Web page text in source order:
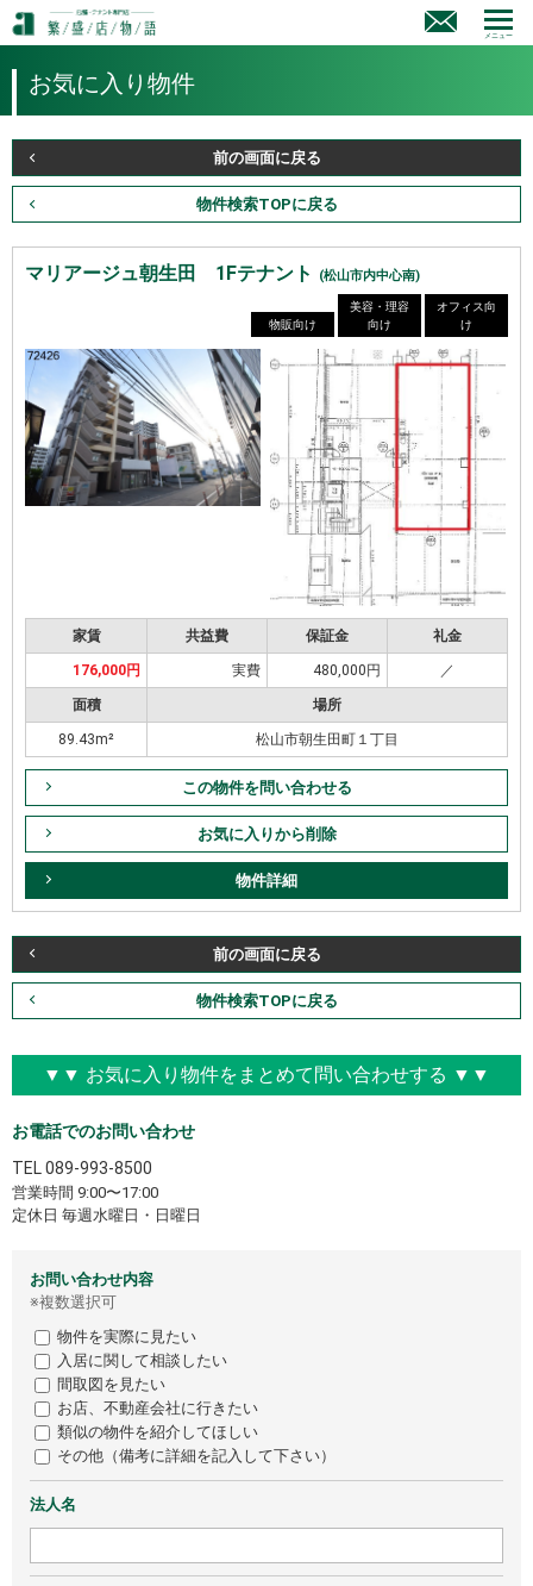
メニュー
お気に入り物件
前の画面に戻る
物件検索TOPに戻る
マリアージュ朝生田 1Fテナント (松山市内中心南)
物販向け
美容・理容
向け
オフィス向
け
家賃 共益費 保証金 礼金
176,000円 実費 480,000円 ／
面積 場所
89.43m² 松山市朝生田町１丁目
この物件を問い合わせる
お気に入りから削除
物件詳細
前の画面に戻る
物件検索TOPに戻る
▼▼ お気に入り物件をまとめて問い合わせする ▼▼
お電話でのお問い合わせ
TEL 089-993-8500
営業時間 9:00〜17:00
定休日 毎週水曜日・日曜日
お問い合わせ内容
※複数選択可
物件を実際に見たい
入居に関して相談したい
間取図を見たい
お店、不動産会社に行きたい
類似の物件を紹介してほしい
その他（備考に詳細を記入して下さい）
法人名